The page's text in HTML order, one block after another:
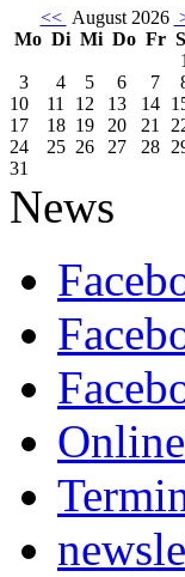
<< August 2026
Mo Di Mi Do Fr
3
4 5 6 7
10
11 12 13 14
17
18 19 20 21
24
25 26 27 28
31
News